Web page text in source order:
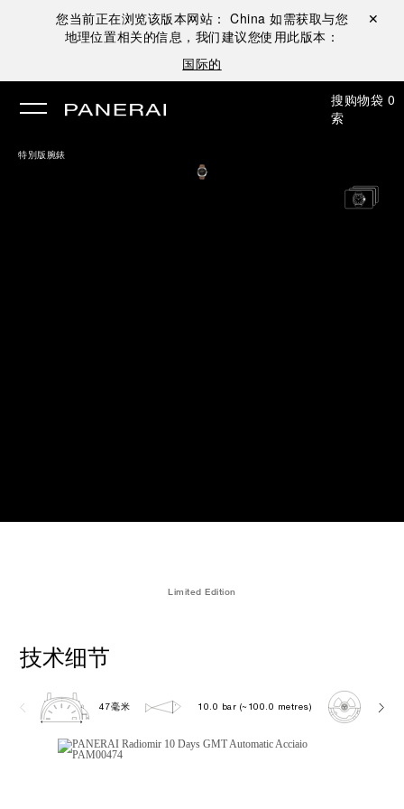
您当前正在浏览该版本网站： China 如需获取与您
地理位置相关的信息，我们建议您使用此版本：
国际的
关闭 ✕
搜
索
购物袋 0
特別版腕錶
Limited Edition
技术细节
47毫米 10.0 bar (~100.0 metres)